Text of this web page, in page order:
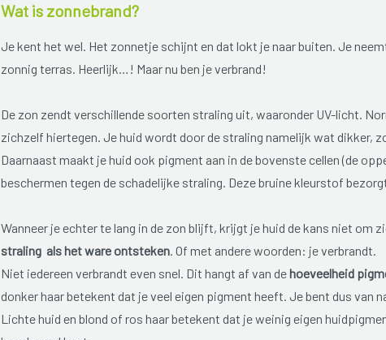
Wat is zonnebrand?
Je kent het wel. Het zonnetje schijnt en dat lokt je naar buiten. Je
zonnig terras. Heerlijk…! Maar nu ben je verbrand!
De zon zendt verschillende soorten straling uit, waaronder UV-licht.
zichzelf hiertegen. Je huid wordt door de straling namelijk wat dikker,
Daarnaast maakt je huid ook pigment aan in de bovenste cellen (de
beschermen tegen de schadelijke straling. Deze bruine kleurstof bezorgt
Wanneer je echter te lang in de zon blijft, krijgt je huid de kans niet om
straling als het ware ontsteken. Of met andere woorden: je verbrandt.
Niet iedereen verbrandt even snel. Dit hangt af van dehoeveelheid
donker haar betekent dat je veel eigen pigment heeft. Je bent dus van
Lichte huid en blond of ros haar betekent dat je weinig eigen